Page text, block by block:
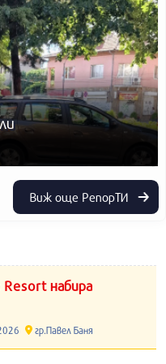
Виж още РепорТИ
набира
гр.Павел Баня